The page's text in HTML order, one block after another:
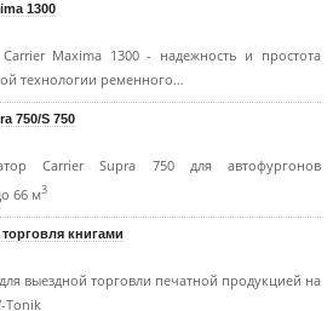
1300
Carrier Maxima 1300 - надежность и простота
технологии ременного…
750/S 750
Carrier Supra 750 для автофургонов
66 м3
книгами
выездной торговли печатной продукцией на
Tonik